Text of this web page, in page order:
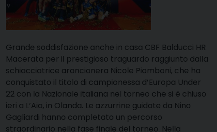
Grande soddisfazione anche in casa CBF Balducci HR
Macerata per il prestigioso traguardo raggiunto dalla
schiacciatrice arancionera Nicole Piomboni, che ha
conquistato il titolo di campionessa d’Europa Under
22 con la Nazionale italiana nel torneo che si è chiuso
ieri a L’Aia, in Olanda. Le azzurrine guidate da Nino
Gagliardi hanno completato un percorso
straordinario nella fase finale del torneo. Nella